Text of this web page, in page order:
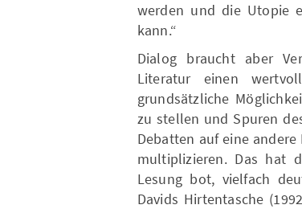
werden und die Utopie
kann.“
Dialog braucht aber
Literatur einen
grundsätzliche
zu stellen und Spuren
Debatten auf eine
multiplizieren. Das hat
Lesung bot, vielfach
Davids Hirtentasche